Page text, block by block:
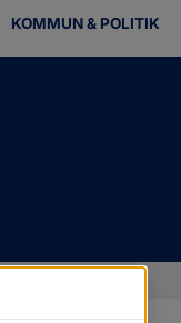
KOMMUN & POLITIK